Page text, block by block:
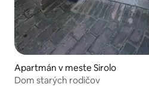
Apartmán v meste Sirolo
Dom starých rodičov